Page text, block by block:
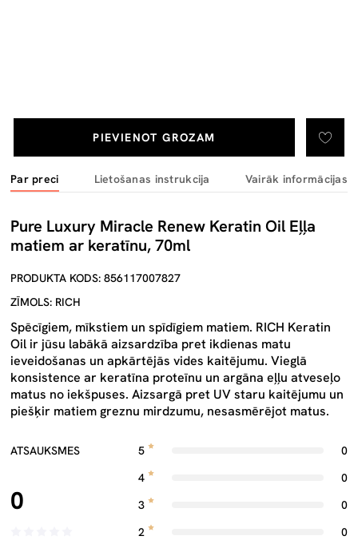
PIEVIENOT GROZAM
Par preci Lietošanas instrukcija Vairāk informācijas
Pure Luxury Miracle Renew Keratin Oil Eļļa
matiem ar keratīnu, 70ml
PRODUKTA KODS: 856117007827
ZĪMOLS: RICH
Spēcīgiem, mīkstiem un spīdīgiem matiem. RICH Keratin
Oil ir jūsu labākā aizsardzība pret ikdienas matu
ieveidošanas un apkārtējās vides kaitējumu. Vieglā
konsistence ar keratīna proteīnu un argāna eļļu atveseļo
matus no iekšpuses. Aizsargā pret UV staru kaitējumu un
piešķir matiem greznu mirdzumu, nesasmērējot matus.
ATSAUKSMES
0
5
0
4
0
3
0
2
0